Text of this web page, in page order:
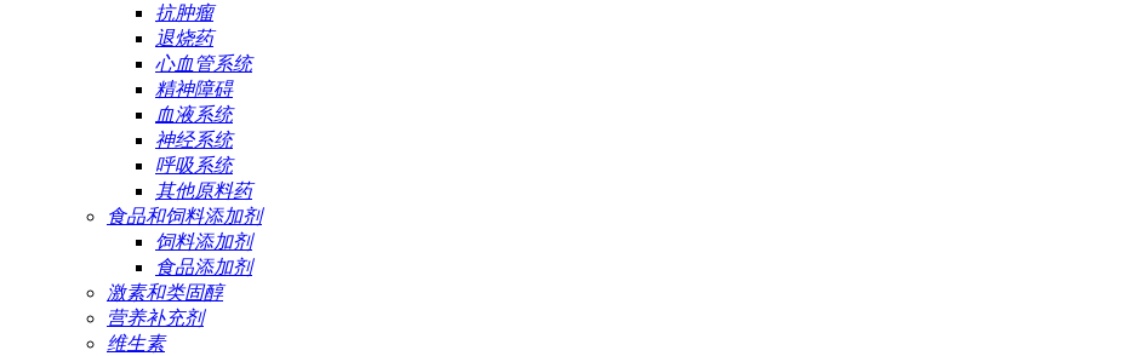
抗肿瘤
退烧药
心血管系统
精神障碍
血液系统
神经系统
呼吸系统
其他原料药
食品和饲料添加剂
饲料添加剂
食品添加剂
激素和类固醇
营养补充剂
维生素